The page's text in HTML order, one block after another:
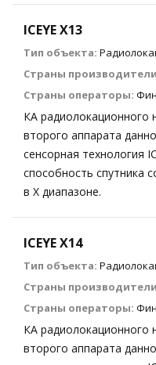
ICEYE X13
Тип объекта:
Страны
Страны операторы:
КА радиолокационного
второго аппарата
сенсорная технология
способность спутника
в X диапазоне.
ICEYE X14
Тип объекта:
Страны
Страны операторы:
КА радиолокационного
второго аппарата